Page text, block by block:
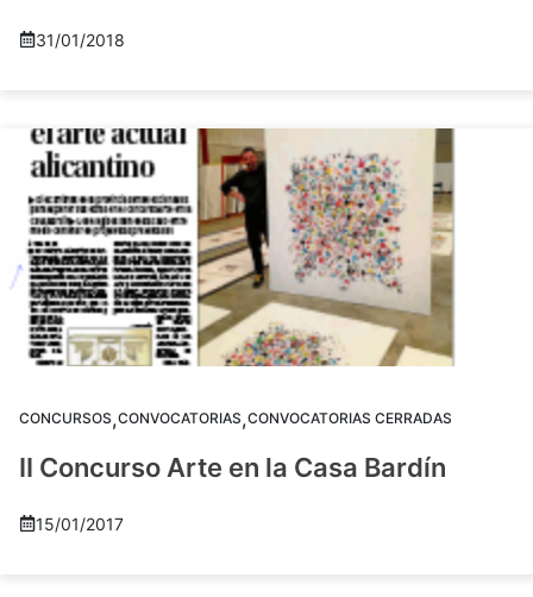
31/01/2018
CONCURSOS,CONVOCATORIAS,CONVOCATORIAS CERRADAS
II Concurso Arte en la Casa Bardín
15/01/2017